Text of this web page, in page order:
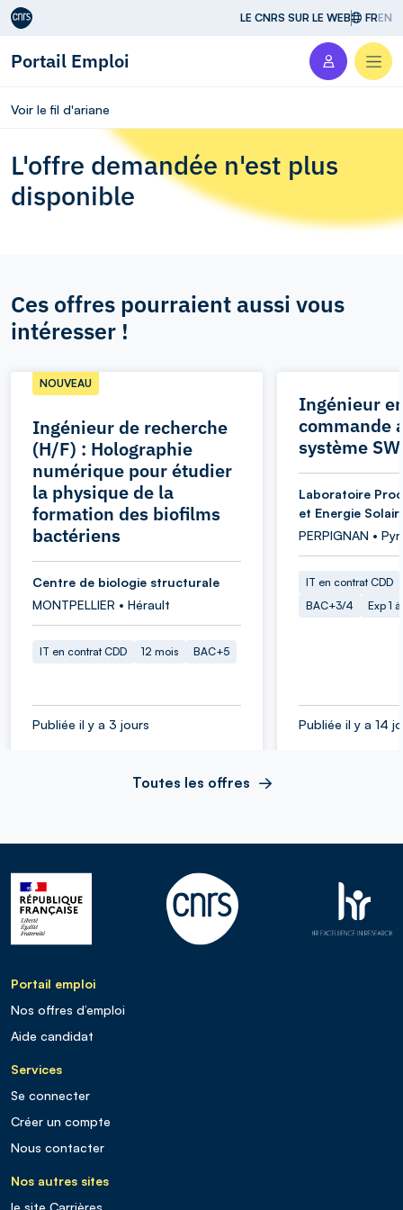
Aller au contenu LE CNRS SUR LE WEB FREN
Portail Emploi
Voir le fil d'ariane
L'offre demandée n'est plus
disponible
Ces offres pourraient aussi vous
intéresser !
Ingénieur de recherche
(H/F) : Holographie
numérique pour étudier
la physique de la
formation des biofilms
bactériens
NOUVEAU
Centre de biologie structurale
MONTPELLIER • Hérault
IT en contrat CDD 12 mois BAC+5
Publiée il y a 3 jours
Ingénieur
commande
système
Laboratoire
et Energie
PERPIGNAN •
IT en contrat CDD
BAC+3/4
Exp 1
Publiée il y a 14
Toutes les offres
Portail emploi
Nos offres d’emploi
Aide candidat
Services
Se connecter
Créer un compte
Nous contacter
Nos autres sites
le site Carrières